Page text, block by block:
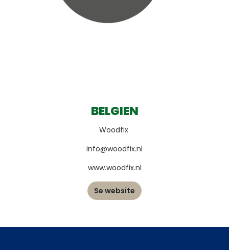
BELGIEN
Woodfix
info@woodfix.nl
www.woodfix.nl
Se website